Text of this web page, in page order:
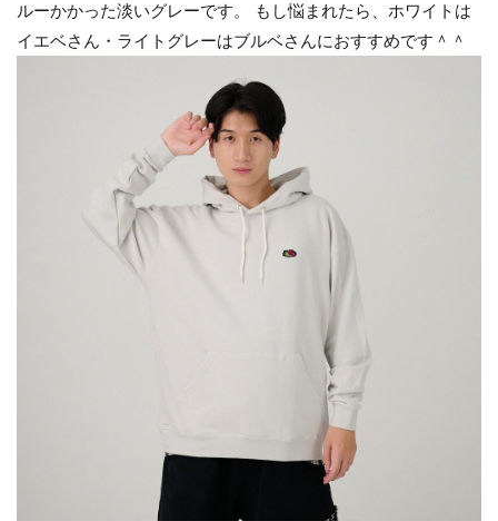
ルーかかった淡いグレーです。 もし悩まれたら、ホワイトは
イエベさん・ライトグレーはブルベさんにおすすめです＾＾